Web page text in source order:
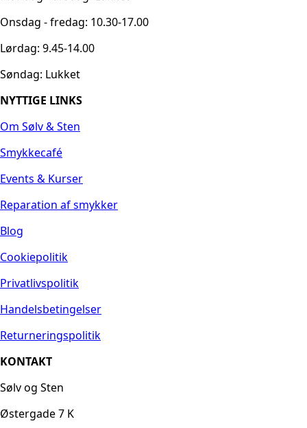
Onsdag - fredag: 10.30-17.00
Lørdag: 9.45-14.00
Søndag: Lukket
NYTTIGE LINKS
Om Sølv & Sten
Smykkecafé
Events & Kurser
Reparation af smykker
Blog
Cookiepolitik
Privatlivspolitik
Handelsbetingelser
Returneringspolitik
KONTAKT
Sølv og Sten
Østergade 7 K